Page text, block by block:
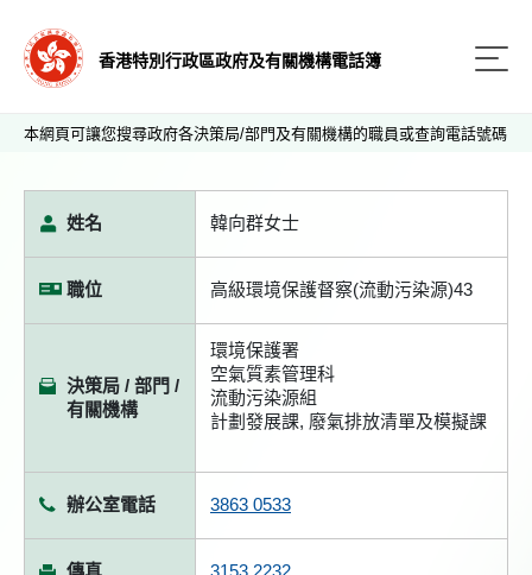
香港特別行政區政府及有關機構電話簿
本網頁可讓您搜尋政府各決策局/部門及有關機構的職員或查詢電話號碼
姓名 韓向群女士
職位 高級環境保護督察(流動污染源)43
決策局 / 部門 /
有關機構
環境保護署
空氣質素管理科
流動污染源組
計劃發展課, 廢氣排放清單及模擬課
辦公室電話 3863 0533
傳真 3153 2232